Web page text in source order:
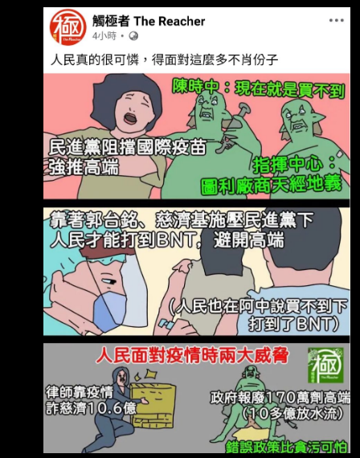
https://udn.com/news/story/124652/9677131
2026-08-07 13:35 聯合報／ 記者林佳彣／台
北即時報導 慈濟基金會在新冠疫情嚴峻時採購
BNT疫苗遭詐騙10.6億元，政委陳時中今稱，對
防疫團 隊不實指控的人應道歉。國民黨北市議
員楊植斗今呼籲民進黨，立即換下市長參選人沈
伯 洋，沈下陳上，「討公道，護時中」，讓陳
時中再戰一次台北市長。 議員楊植斗上午在臉
書表示，回想疫情期間，有一群狗官為了護航高
端，